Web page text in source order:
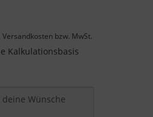
Versandkosten bzw. MwSt.
Kalkulationsbasis